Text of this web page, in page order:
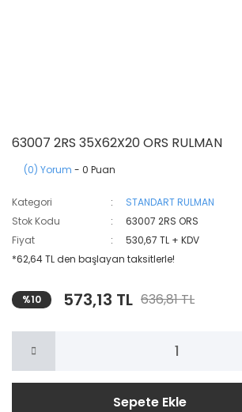
63007 2RS 35X62X20 ORS RULMAN
(0) Yorum - 0 Puan
Kategori
STANDART RULMAN
Stok Kodu
63007 2RS ORS
Fiyat
530,67 TL + KDV
*62,64 TL den başlayan taksitlerle!
%10 573,13 TL 636,81 TL
Sepete Ekle